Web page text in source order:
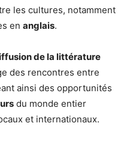
les cultures, notamment
en anglais.
de la littérature
des rencontres entre
ainsi des opportunités
du monde entier
et internationaux.